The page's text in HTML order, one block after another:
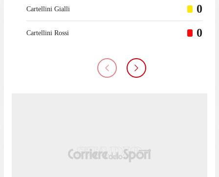
Cartellini Gialli 0
Cartellini Rossi 0